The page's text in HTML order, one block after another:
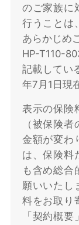
のご家族に
行うことは
あらかじめ
HP-T110-
記載してい
年7月1日現
表示の保険
（被保険
金額が変わ
は、保険料
も含め総合
願いいたし
料をお取り
「契約概